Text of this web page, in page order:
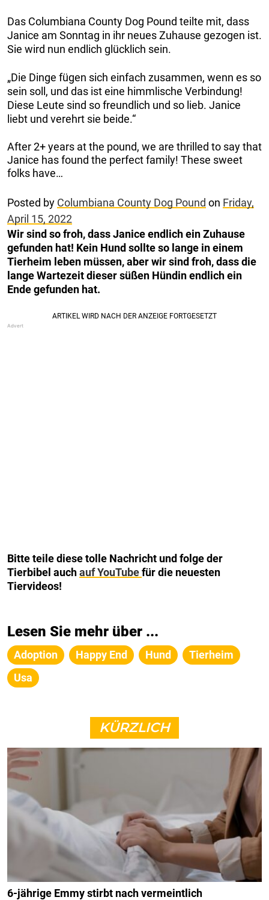
Das Columbiana County Dog Pound teilte mit, dass
Janice am Sonntag in ihr neues Zuhause gezogen ist.
Sie wird nun endlich glücklich sein.
„Die Dinge fügen sich einfach zusammen, wenn es so
sein soll, und das ist eine himmlische Verbindung!
Diese Leute sind so freundlich und so lieb. Janice
liebt und verehrt sie beide.“
After 2+ years at the pound, we are thrilled to say that
Janice has found the perfect family! These sweet
folks have…
Posted by Columbiana County Dog Pound on Friday,
April 15, 2022
Wir sind so froh, dass Janice endlich ein Zuhause
gefunden hat! Kein Hund sollte so lange in einem
Tierheim leben müssen, aber wir sind froh, dass die
lange Wartezeit dieser süßen Hündin endlich ein
Ende gefunden hat.
Bitte teile diese tolle Nachricht und folge der
Tierbibel auchauf YouTubefür die neuesten
Tiervideos!
Lesen Sie mehr über ...
Adoption Happy End Hund
Tierheim
Usa
KÜRZLICH
6-jährige Emmy stirbt nach vermeintlich